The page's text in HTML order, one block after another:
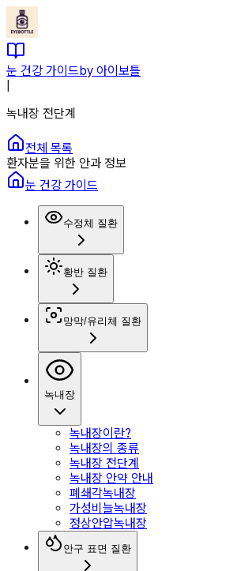
눈 건강 가이드by 아이보틀
녹내장 전단계
전체 목록
환자분을 위한 안과 정보
눈 건강 가이드
수정체 질환
황반 질환
망막/유리체 질환
녹내장
녹내장이란?
녹내장의 종류
녹내장 전단계
녹내장 안약 안내
폐쇄각녹내장
가성비늘녹내장
정상안압녹내장
안구 표면 질환